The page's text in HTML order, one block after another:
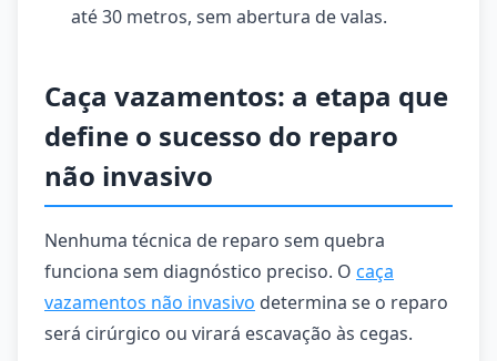
até 30 metros, sem abertura de valas.
Caça vazamentos: a etapa que
define o sucesso do reparo
não invasivo
Nenhuma técnica de reparo sem quebra
funciona sem diagnóstico preciso. O caça
vazamentos não invasivo determina se o reparo
será cirúrgico ou virará escavação às cegas.